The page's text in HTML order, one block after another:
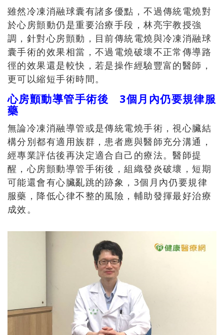
雖然冷凍消融球囊有諸多優點，不過傳統電燒對
於心房顫動仍是重要治療手段，林亮宇教授強
調，針對心房顫動，目前傳統電燒與冷凍消融球
囊手術的效果相當，不過電燒破壞不正常傳導路
徑的效果還是較快，若是操作經驗豐富的醫師，
更可以縮短手術時間。
心房顫動導管手術後 3個月內仍要規律服
藥
無論冷凍消融導管或是傳統電燒手術，視心臟結
構分別都有適用族群，患者應與醫師充分溝通，
經專業評估後再決定適合自己的療法。醫師提
醒，心房顫動導管手術後，組織發炎破壞，短期
可能還會有心臟亂跳的跡象，3個月內仍要規律
服藥，降低心律不整的風險，輔助發揮最好治療
成效。